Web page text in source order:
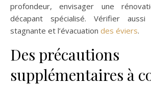
profondeur, envisager une
décapant spécialisé. Vérifier
stagnante et l’évacuation des éviers.
Des précautions
supplémentaires à